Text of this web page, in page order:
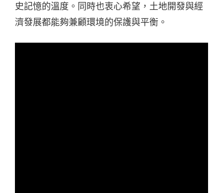
史記憶的溫度。同時也衷心希望，土地開發與經
濟發展都能夠兼顧環境的保護與平衡。